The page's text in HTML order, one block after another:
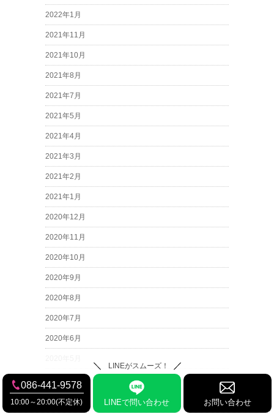
2022年1月
2021年11月
2021年10月
2021年8月
2021年7月
2021年5月
2021年4月
2021年3月
2021年2月
2021年1月
2020年12月
2020年11月
2020年10月
2020年9月
2020年8月
2020年7月
2020年6月
2020年3月
LINEがスムーズ！
086-441-9578
10:00～20:00(不定休) LINEで問い合わせ お問い合わせ